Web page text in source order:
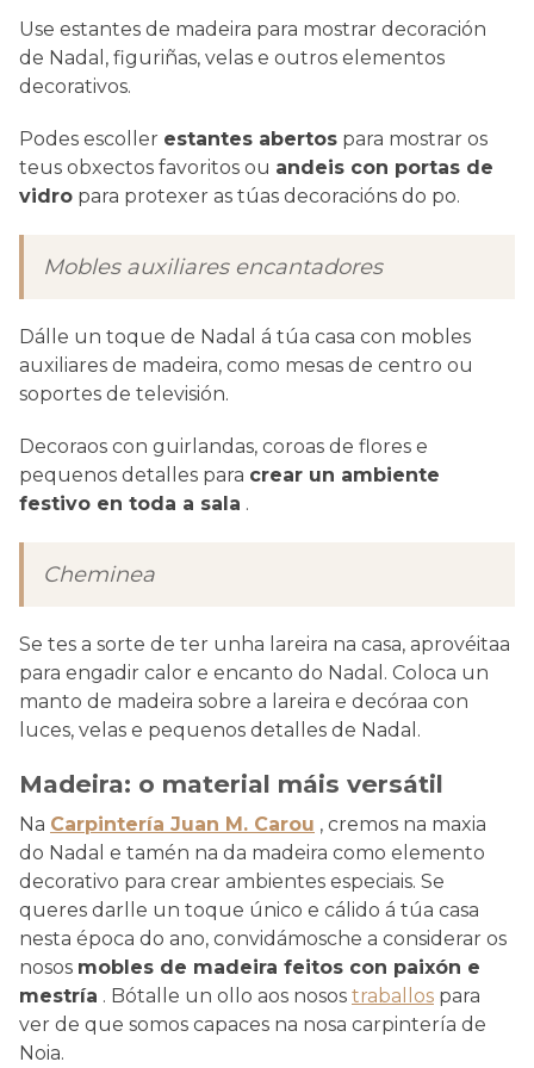
Use estantes de madeira para mostrar decoración
de Nadal, figuriñas, velas e outros elementos
decorativos.
Podes escoller estantes abertos para mostrar os
teus obxectos favoritos ou andeis con portas de
vidro para protexer as túas decoracións do po.
Mobles auxiliares encantadores
Dálle un toque de Nadal á túa casa con mobles
auxiliares de madeira, como mesas de centro ou
soportes de televisión.
Decoraos con guirlandas, coroas de flores e
pequenos detalles para crear un ambiente
festivo en toda a sala .
Cheminea
Se tes a sorte de ter unha lareira na casa, aprovéitaa
para engadir calor e encanto do Nadal. Coloca un
manto de madeira sobre a lareira e decóraa con
luces, velas e pequenos detalles de Nadal.
Madeira: o material máis versátil
Na Carpintería Juan M. Carou , cremos na maxia
do Nadal e tamén na da madeira como elemento
decorativo para crear ambientes especiais. Se
queres darlle un toque único e cálido á túa casa
nesta época do ano, convidámosche a considerar os
nosos mobles de madeira feitos con paixón e
mestría . Bótalle un ollo aos nosos traballos para
ver de que somos capaces na nosa carpintería de
Noia.